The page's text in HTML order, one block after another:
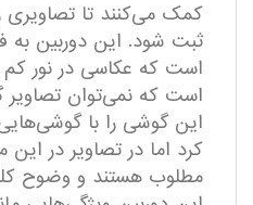
کمک می‌کنند تا
ثبت شود. این دوربین
است که عکاسی در نور
است که نمی‌توان تصاویر
کرد اما در تصاویر در
مطلوب هستند و وضوح